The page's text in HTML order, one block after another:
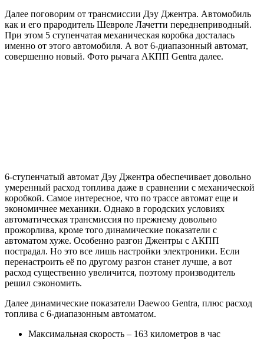
Далее поговорим от трансмиссии Дэу Джентра. Автомобиль
как и его прародитель Шевроле Лачетти переднеприводный.
При этом 5 ступенчатая механическая коробка досталась
именно от этого автомобиля. А вот 6-диапазонный автомат,
совершенно новый. Фото рычага АКПП Gentra далее.
6-ступенчатый автомат Дэу Джентра обеспечивает довольно
умеренный расход топлива даже в сравнении с механической
коробкой. Самое интересное, что по трассе автомат еще и
экономичнее механики. Однако в городских условиях
автоматическая трансмиссия по прежнему довольно
прожорлива, кроме того динамические показатели с
автоматом хуже. Особенно разгон Джентры с АКПП
пострадал. Но это все лишь настройки электроники. Если
перенастроить её по другому разгон станет лучше, а вот
расход существенно увеличится, поэтому производитель
решил сэкономить.
Далее динамические показатели Daewoo Gentra, плюс расход
топлива с 6-диапазонным автоматом.
Максимальная скорость – 163 километров в час